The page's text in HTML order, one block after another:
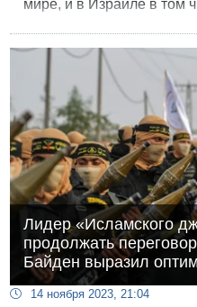
мире, и в Израиле в том
Лидер «Исламского
продолжать
Байден выразил
14 ноября 2023, 21:04